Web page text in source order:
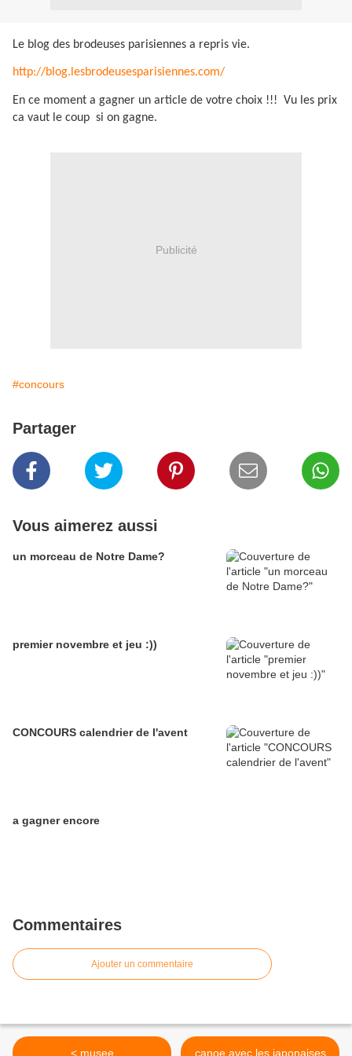
Le blog des brodeuses parisiennes a repris vie.
http://blog.lesbrodeusesparisiennes.com/
En ce moment a gagner un article de votre choix !!! Vu les prix
ca vaut le coup si on gagne.
Publicité
#concours
Partager
Vous aimerez aussi
un morceau de Notre Dame?
premier novembre et jeu :))
CONCOURS calendrier de l'avent
a gagner encore
Commentaires
Ajouter un commentaire
< musee canoe avec les japonaises